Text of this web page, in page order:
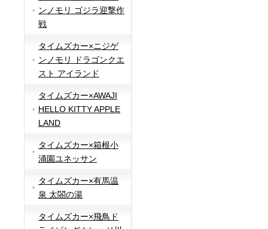
ンノモリ ゴジラ迎撃作
戦
タイムズカー×ニジゲ
ンノモリ ドラゴンクエ
スト アイランド
タイムズカー×AWAJI
HELLO KITTY APPLE
LAND
タイムズカー×箱根小
涌園ユネッサン
タイムズカー×有馬温
泉 太閤の湯
タイムズカー×飛鳥ド